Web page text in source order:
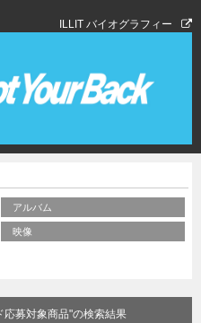
ILLIT バイオグラフィー
アルバム
映像
募対象商品"の検索結果